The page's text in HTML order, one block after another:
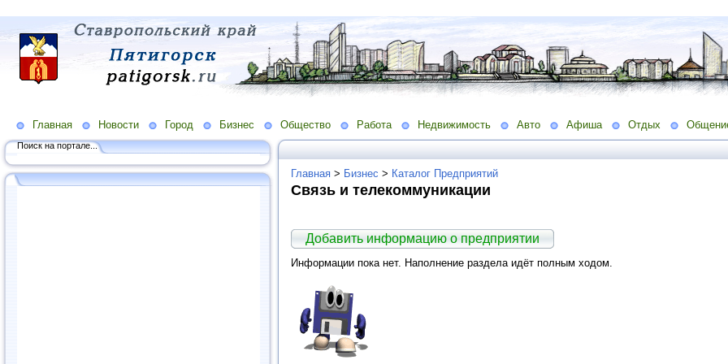
Главная Новости Город Бизнес Общество Работа Недвижимость Авто Афиша Отдых
Поиск на портале...
Главная > Бизнес > Каталог Предприятий
Связь и телекоммуникации
Добавить информацию о предприятии
Информации пока нет. Наполнение раздела идёт полным ходом.